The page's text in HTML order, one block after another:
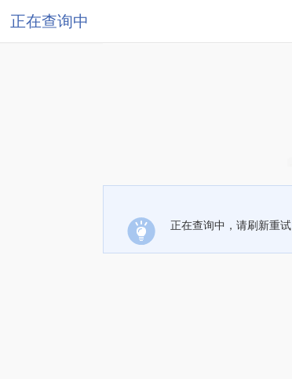
正在查询中
正在查询中，请刷新重试